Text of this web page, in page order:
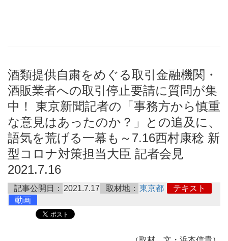
酒類提供自粛をめぐる取引金融機関・
酒販業者への取引停止要請に質問が集
中！ 東京新聞記者の「事務方から慎重
な意見はあったのか？」との追及に、
語気を荒げる一幕も～7.16西村康稔 新
型コロナ対策担当大臣 記者会見
2021.7.16
記事公開日： 2021.7.17 取材地： 東京都
テキスト
動画